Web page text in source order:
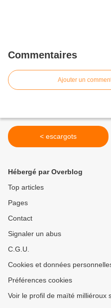
Commentaires
Ajouter un
< escargots
Hébergé par Overblog
Top articles
Pages
Contact
Signaler un abus
C.G.U.
Cookies et données
Préférences cookies
Voir le profil de maïté milliéroux